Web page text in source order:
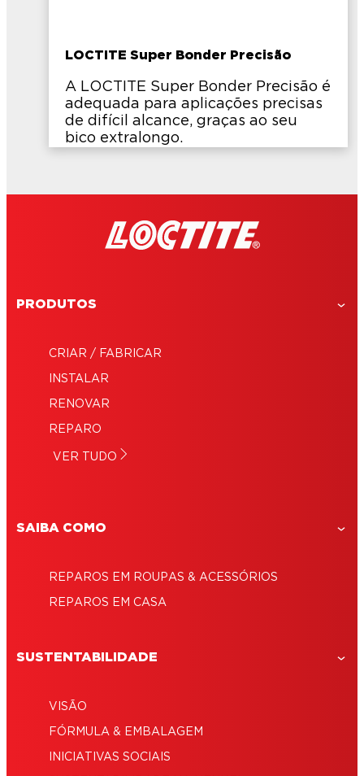
LOCTITE Super Bonder Precisão
A LOCTITE Super Bonder Precisão é
adequada para aplicações precisas
de difícil alcance, graças ao seu
bico extralongo.
PRODUTOS
CRIAR / FABRICAR
INSTALAR
RENOVAR
REPARO
VER TUDO
SAIBA COMO
REPAROS EM ROUPAS & ACESSÓRIOS
REPAROS EM CASA
SUSTENTABILIDADE
VISÃO
FÓRMULA & EMBALAGEM
INICIATIVAS SOCIAIS